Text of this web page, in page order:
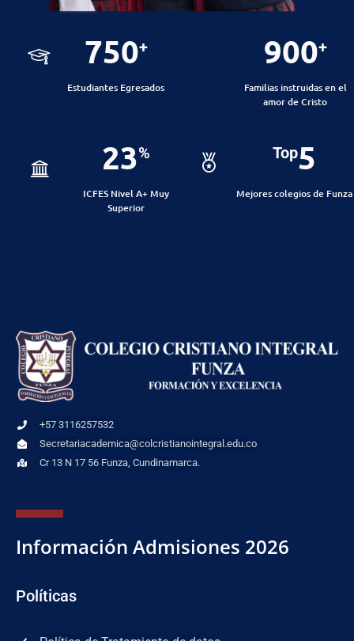
750+
Estudiantes Egresados
900+
Familias instruidas en el
amor de Cristo
23%
ICFES Nivel A+ Muy
Superior
Top5
Mejores colegios de Funza
+57 3116257532
Secretariacademica@colcristianointegral.edu.co
Cr 13 N 17 56 Funza, Cundinamarca.
Información Admisiones 2026
Políticas